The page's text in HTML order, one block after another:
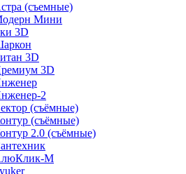
(съемные)
Мини
3D
3D
3D
2
(съёмные)
(съёмные)
2.0 (съёмные)
М